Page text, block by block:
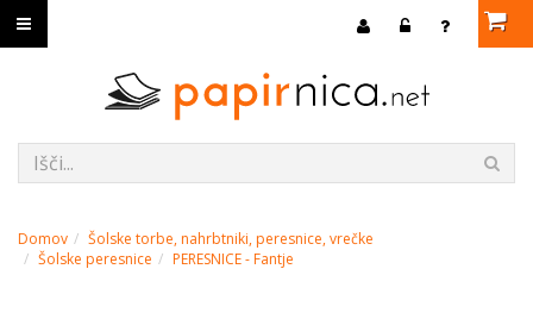
Domov
Šolske torbe, nahrbtniki, peresnice, vrečke
Šolske peresnice
PERESNICE - Fantje